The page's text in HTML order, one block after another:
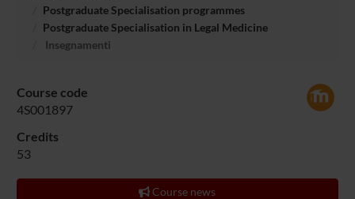
Postgraduate Specialisation programmes
Postgraduate Specialisation in Legal Medicine
Insegnamenti
Course code
4S001897
Credits
53
Course news